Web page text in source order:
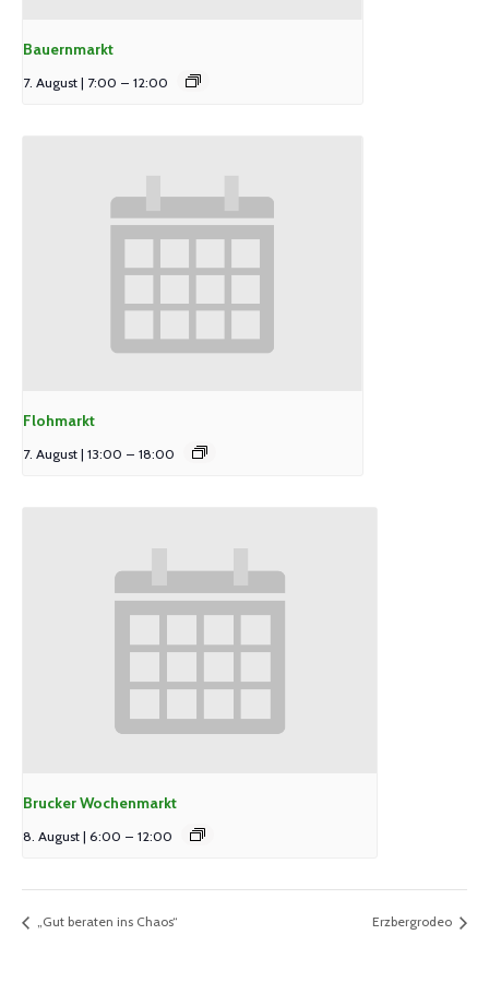
Bauernmarkt
7. August | 7:00 – 12:00
Flohmarkt
7. August | 13:00 – 18:00
Brucker Wochenmarkt
8. August | 6:00 – 12:00
„Gut beraten ins Chaos“ Erzbergrodeo